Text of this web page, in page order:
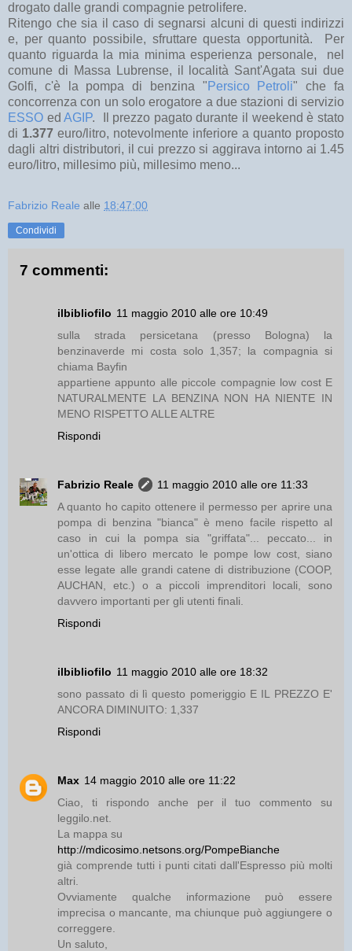
drogato dalle grandi compagnie petrolifere.
Ritengo che sia il caso di segnarsi alcuni di questi indirizzi
e, per quanto possibile, sfruttare questa opportunità. Per
quanto riguarda la mia minima esperienza personale, nel
comune di Massa Lubrense, il località Sant'Agata sui due
Golfi, c'è la pompa di benzina " Persico Petroli" che fa
concorrenza con un solo erogatore a due stazioni di servizio
ESSO edAGIP. Il prezzo pagato durante il weekend è stato
di 1.377 euro/litro, notevolmente inferiore a quanto proposto
dagli altri distributori, il cui prezzo si aggirava intorno ai 1.45
euro/litro, millesimo più, millesimo meno...
Fabrizio Reale alle 18:47:00
Condividi
7 commenti:
ilbibliofilo 11 maggio 2010 alle ore 10:49
sulla strada persicetana (presso Bologna) la
benzinaverde mi costa solo 1,357; la compagnia si
chiama Bayfin
appartiene appunto alle piccole compagnie low cost E
NATURALMENTE LA BENZINA NON HA NIENTE IN
MENO RISPETTO ALLE ALTRE
Rispondi
Fabrizio Reale
11 maggio 2010 alle ore 11:33
A quanto ho capito ottenere il permesso per aprire una
pompa di benzina "bianca" è meno facile rispetto al
caso in cui la pompa sia "griffata"... peccato... in
un'ottica di libero mercato le pompe low cost, siano
esse legate alle grandi catene di distribuzione (COOP,
AUCHAN, etc.) o a piccoli imprenditori locali, sono
davvero importanti per gli utenti finali.
Rispondi
ilbibliofilo 11 maggio 2010 alle ore 18:32
sono passato di lì questo pomeriggio E IL PREZZO E'
ANCORA DIMINUITO: 1,337
Rispondi
Max 14 maggio 2010 alle ore 11:22
Ciao, ti rispondo anche per il tuo commento su
leggilo.net.
La mappa su
http://mdicosimo.netsons.org/PompeBianche
già comprende tutti i punti citati dall'Espresso più molti
altri.
Ovviamente qualche informazione può essere
imprecisa o mancante, ma chiunque può aggiungere o
correggere.
Un saluto,